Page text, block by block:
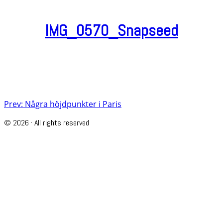
IMG_0570_Snapseed
Post
navigation
Prev: Några höjdpunkter i Paris
© 2026 · All rights reserved